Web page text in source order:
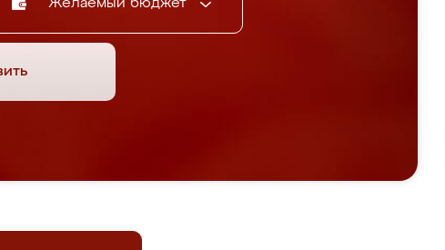
Желаемый бюджет